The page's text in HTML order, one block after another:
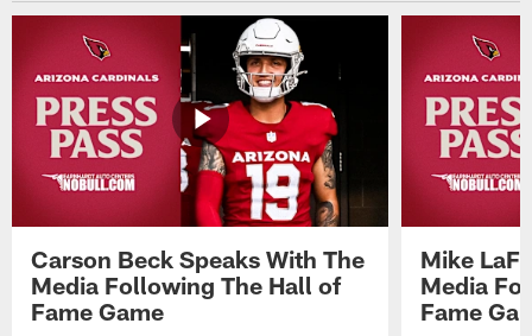
Carson Beck Speaks With The
Media Following The Hall of
Fame Game
Mike
Media
Fame